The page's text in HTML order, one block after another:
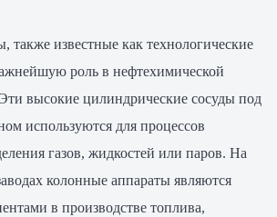
также известные как технологические
роль в нефтехимической
высокие цилиндрические сосуды под
используются для процессов
газов, жидкостей или паров. На
колонные аппараты являются
в производстве топлива,